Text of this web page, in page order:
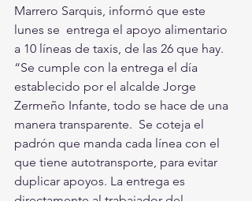
Marrero Sarquis, informó que este
lunes se  entrega el apoyo alimentario
a 10 líneas de taxis, de las 26 que hay.
“Se cumple con la entrega el día
establecido por el alcalde Jorge
Zermeño Infante, todo se hace de una
manera transparente.  Se coteja el
padrón que manda cada línea con el
que tiene autotransporte, para evitar
duplicar apoyos. La entrega es
directamente al trabajador del